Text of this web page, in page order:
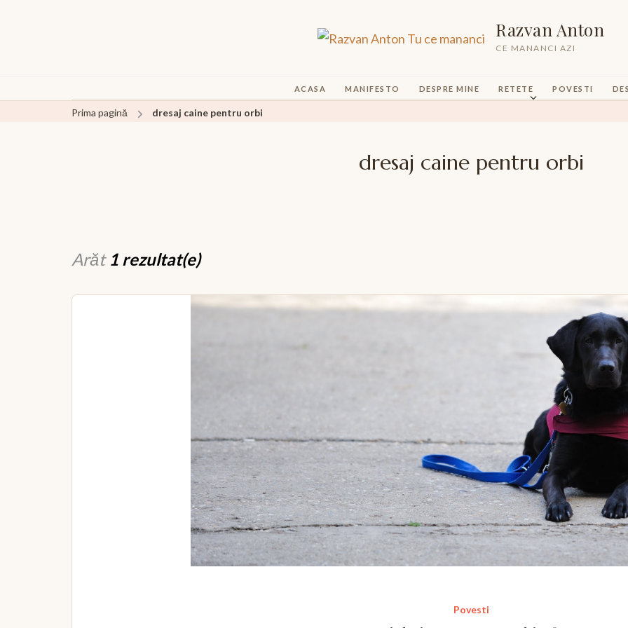
Razvan Anton
CE MANANCI AZI
ACASA MANIFESTO DESPRE MINE RETETE POVESTI
Prima pagină dresaj caine pentru orbi
dresaj caine pentru orbi
Arăt 1 rezultat(e)
Povesti